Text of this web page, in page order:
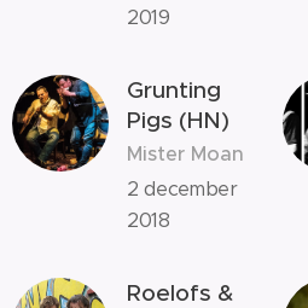
2019
Grunting
Pigs (HN)
Mister Moan
2 december
2018
Roelofs &